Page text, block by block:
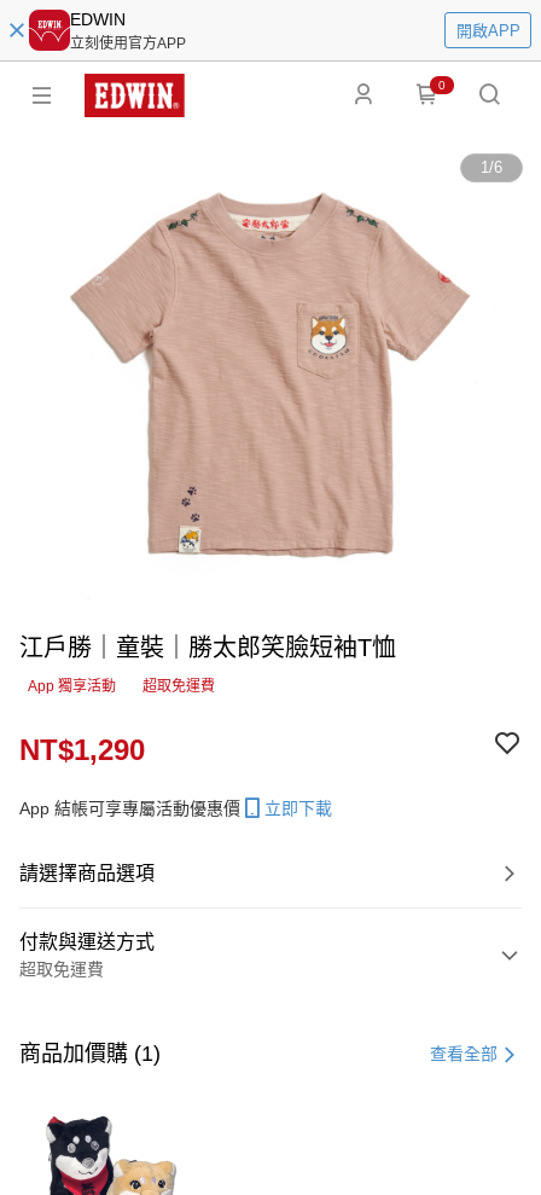
EDWIN
立刻使用官方APP
開啟APP
0
1/6
江戶勝｜童裝｜勝太郎笑臉短袖T恤
App 獨享活動 超取免運費
NT$1,290
App 結帳可享專屬活動優惠價 立即下載
請選擇商品選項
付款與運送方式
超取免運費
信用卡一次付款
LINE Pay
AFTEE先享後付
商品加價購 (1) 查看全部